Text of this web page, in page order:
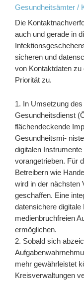
Gesundheitsämter /
Die
auch und gerade in
sicheren und
von Kontaktdaten
Priorität zu.
1. In Umsetzung
Gesundheitsdienst
flächendeckende
Gesundheitsmi-
digitalen
vorangetrieben. Für
Betreibern wie
wird in der nächsten
geschaffen. Eine
datensichere
medienbruchfreien
ermöglichen.
2. Sobald sich
mehr gewährleistet
Kreisverwaltungen